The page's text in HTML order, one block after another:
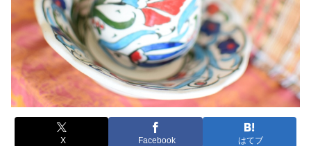
X Facebook はてブ